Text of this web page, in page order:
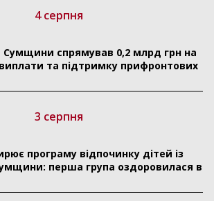
4 серпня
Сумщини спрямував 0,2 млрд грн на
виплати та підтримку прифронтових
3 серпня
програму відпочинку дітей із
перша група оздоровилася в